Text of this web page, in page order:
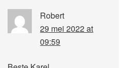
Robert
29 mei 2022 at
09:59